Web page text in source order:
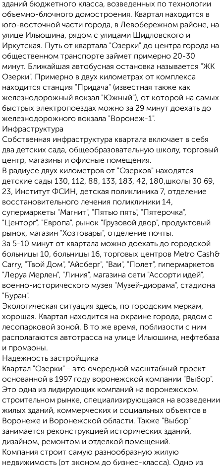
зданий бюджетного класса, возведенных по технологии
объемно-блочного домостроения. Квартал находится в
юго-восточной части города, в Левобережном районе, на
улице Ильюшина, рядом с улицами Шидловского и
Иркутская. Путь от квартала "Озерки" до центра города на
общественном транспорте займет примерно 20-30
минут. Ближайшая автобусная остановка называется "ЖК
Озерки". Примерно в двух километрах от комплекса
находится станция "Придача" (известная также как
железнодорожный вокзал "Южный"), от которой на самых
быстрых электропоездах можно за 29 минут доехать до
железнодорожного вокзала "Воронеж-1".
Инфраструктура
Собственная инфраструктура квартала включает в себя
два детских сада, общеобразовательную школу, торговый
центр, магазины и офисные помещения.
В радиусе двух километров от "Озерков" находятся
детские сады 130, 112, 88, 133, 183, 42, 180,школы 30 69,
23, Институт ФСИН, детская поликлиника 7, отделение
восстановительного лечения поликлиники 14,
супермаркеты "Магнит", "Пятью пять", "Пятерочка",
"Центорг", "Европа", рынок "Грузовой двор", продуктовый
рынок, магазин "Хозтовары", отделение почты.
За 5-10 минут от квартала можно доехать до городской
больницы 10, больницы 16, торговых центров Metro Cash&
Carry, "Твой Дом", "Айсберг", "Ваи", "Полет", гипермаркетов
"Леруа Мерлен", "Линия", магазина сети "Ассорти идей",
военно-исторического музея "Музей-диорама", стадиона
"Буран".
Экологическая ситуация здесь, по городским меркам,
хорошая. Квартал находится на окраине города, рядом с
лесопарковой зоной. В то же время, поблизости с ним
располагаются автотрасса на улице Ильюшина, нефтебаза
и промзоны.
Надежность застройщика
Квартал "Озерки" - это очередной масштабный проект
основанной в 1997 году воронежской компании "Выбор".
Это одна из лидирующих компаний на воронежском
строительном рынке, специализирующаяся на возведении
жилых зданий, коммерческих и социальных объектов в
Воронеже и Воронежской области. Также "Выбор"
занимается реконструкцией исторических зданий,
дизайном, ремонтом и отделкой помещений.
Компания строит самую разнообразную жилую
недвижимость (от эконом до бизнес-класса). Одно из